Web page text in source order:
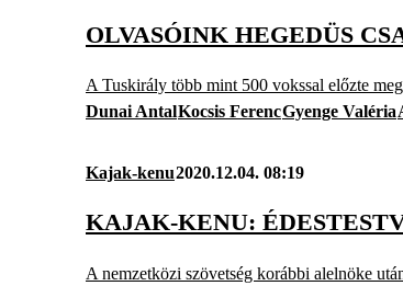
OLVASÓINK HEGEDÜS
A Tuskirály több mint 500 vokssal előzte
Dunai AntalKocsis FerencGyenge Valéria
Kajak-kenu2020.12.04. 08:19
KAJAK-KENU:
A nemzetközi szövetség korábbi alelnöke